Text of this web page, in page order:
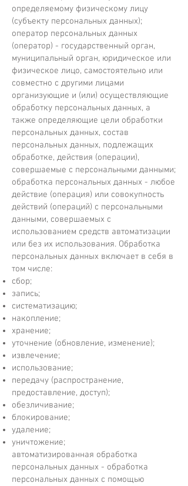
определяемому физическому лицу
(субъекту персональных данных);
оператор персональных данных
(оператор) - государственный орган,
муниципальный орган, юридическое или
физическое лицо, самостоятельно или
совместно с другими лицами
организующие и (или) осуществляющие
обработку персональных данных, а
также определяющие цели обработки
персональных данных, состав
персональных данных, подлежащих
обработке, действия (операции),
совершаемые с персональными данными;
обработка персональных данных - любое
действие (операция) или совокупность
действий (операций) с персональными
данными, совершаемых с
использованием средств автоматизации
или без их использования. Обработка
персональных данных включает в себя в
том числе:
сбор;
запись;
систематизацию;
накопление;
хранение;
уточнение (обновление, изменение);
извлечение;
использование;
передачу (распространение,
предоставление, доступ);
обезличивание;
блокирование;
удаление;
уничтожение;
автоматизированная обработка
персональных данных - обработка
персональных данных с помощью